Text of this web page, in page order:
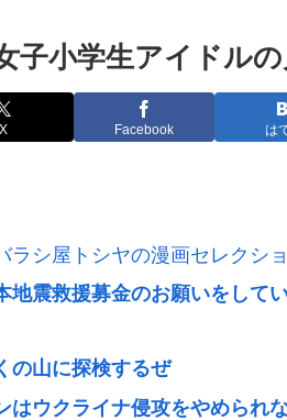
子小学生アイドル
X Facebook は
ラシ屋トシヤの漫画セレクシ
地震救援募金のお願いをして
の山に探検するぜ
はウクライナ侵攻をやめられ